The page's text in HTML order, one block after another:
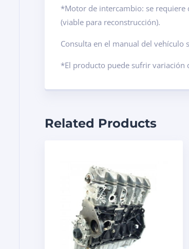
*Motor de intercambio: se requiere
(viable para reconstrucción).
Consulta en el manual del vehículo
*El producto puede sufrir variación
Related Products